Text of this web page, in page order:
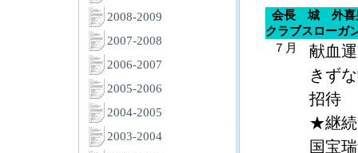
会長 城 外
クラブスロー
７月
献血
きず
招待
★継続
国宝
2008-2009
2007-2008
2006-2007
2005-2006
2004-2005
2003-2004